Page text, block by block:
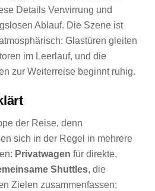
Details Verwirrung und
Ablauf. Die Szene ist
Glastüren gleiten
im Leerlauf, und die
zur Weiterreise beginnt ruhig.
der Reise, denn
sich in der Regel in mehrere
Privatwagen für direkte,
Shuttles, die
Zielen zusammenfassen;